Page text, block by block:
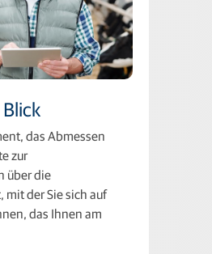
das Abmessen
zur
über die
der Sie sich auf
das Ihnen am